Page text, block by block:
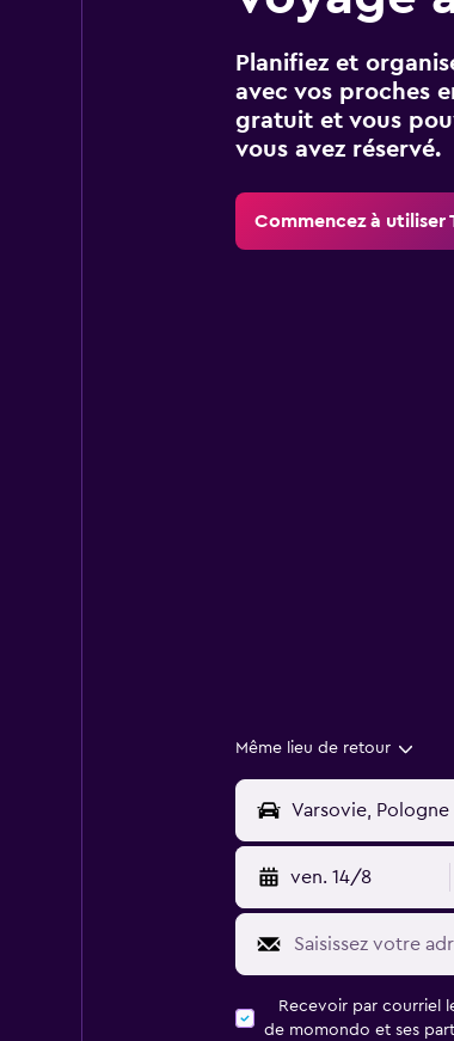
Planifiez et
avec vos proches
gratuit et vous
vous avez réservé.
Commencez à utiliser
Même lieu de retour
ven. 14/8
Recevoir par courriel
de momondo et ses